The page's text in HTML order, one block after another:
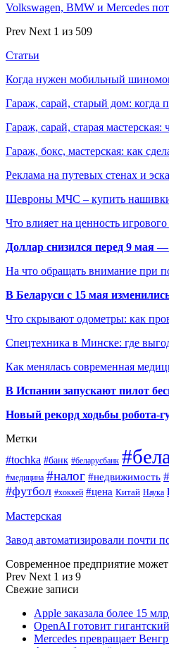
Volkswagen, BMW и Mercedes
Prev Next 1 из 509
Статьи
Когда нужен мобильный
Гараж, сарай, старый дом: когда
Гараж, сарай, старая
Гараж, бокс, мастерская: как
Реклама на путевых стенах и
Шевроны МЧС – купить
Что влияет на ценность
Доллар снизился перед 9 мая
На что обращать внимание при
В Беларуси с 15 мая
Что скрывают одометры: как
Спецтехника в Минске: где
Как менялась современная
В Испании запускают пилот
Новый рекорд ходьбы робота-
Метки
#tochka #банк #беларусбанк
#медицина #налог #недвижимость
#футбол #хоккей #цена Китай Наука
Мастерская
Завод автоматизировали почти
Современное предприятие
Prev Next 1 из 9
Свежие записи
Apple заказала более 15
OpenAI готовит
Mercedes превращает